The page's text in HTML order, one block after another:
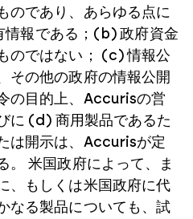
のであり、あらゆる点に
報である；(b) 政府資金
のではない； (c) 情報公
その他の政府の情報公開
の目的上、Accurisの営
に (d) 商用製品であるた
は開示は、Accurisが定
。 米国政府によって、ま
、もしくは米国政府に代
なる製品についても、試